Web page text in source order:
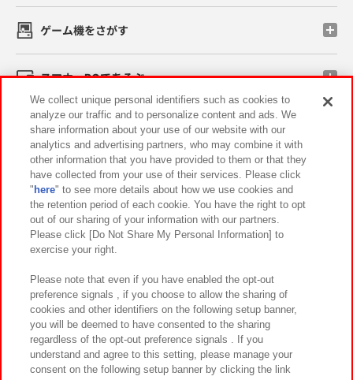
ゲーム機をさがす
スマホ・PCであそぶ
イベント・キャンペーン
関連会社 サステナビリティ サイトポリシー
プライバシーポリシー ウェブアクセシビリティ方針と検証結果
お取引先さまとともに
カスタマーハラスメント対応方針 よくあるご質問・お問い合わせ
We collect unique personal identifiers such as cookies to
analyze our traffic and to personalize content and ads. We
share information about your use of our website with our
analytics and advertising partners, who may combine it with
other information that you have provided to them or that they
have collected from your use of their services. Please click
" here" to see more details about how we use cookies and
the retention period of each cookie. You have the right to opt
out of our sharing of your information with our partners.
Please click [Do Not Share My Personal Information] to
exercise your right.
Please note that even if you have enabled the opt-out
preference signals , if you choose to allow the sharing of
cookies and other identifiers on the following setup banner,
you will be deemed to have consented to the sharing
regardless of the opt-out preference signals . If you
understand and agree to this setting, please manage your
consent on the following setup banner by clicking the link